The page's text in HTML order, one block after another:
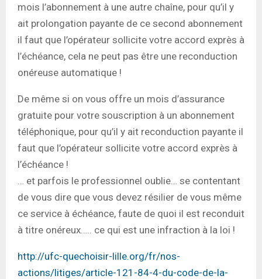
mois l’abonnement à une autre chaîne, pour qu’il y
ait prolongation payante de ce second abonnement
il faut que l’opérateur sollicite votre accord exprès à
l’échéance, cela ne peut pas être une reconduction
onéreuse automatique !
De même si on vous offre un mois d’assurance
gratuite pour votre souscription à un abonnement
téléphonique, pour qu’il y ait reconduction payante il
faut que l’opérateur sollicite votre accord exprès à
l’échéance !
… et parfois le professionnel oublie… se contentant
de vous dire que vous devez résilier de vous même
ce service à échéance, faute de quoi il est reconduit
à titre onéreux….. ce qui est une infraction à la loi !
http://ufc-quechoisir-lille.org/fr/nos-
actions/litiges/article-121-84-4-du-code-de-la-